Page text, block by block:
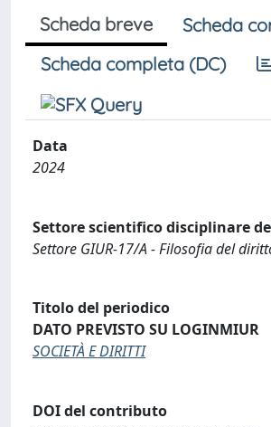
Scheda breve
Scheda
Scheda completa (DC)
Data
2024
Settore scientifico disciplinare
Settore GIUR-17/A - Filosofia del
Titolo del periodico
DATO PREVISTO SU LOGINMIUR
SOCIETÀ E DIRITTI
DOI del contributo